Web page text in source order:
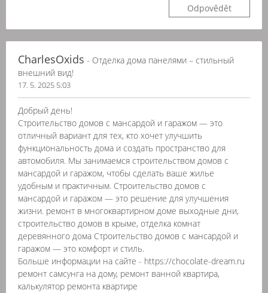
Odpovědět
CharlesOxids - Отделка дома панелями – стильный
внешний вид!
17. 5. 2025 5:03
Добрый день!
Строительство домов с мансардой и гаражом — это
отличный вариант для тех, кто хочет улучшить
функциональность дома и создать пространство для
автомобиля. Мы занимаемся строительством домов с
мансардой и гаражом, чтобы сделать ваше жилье
удобным и практичным. Строительство домов с
мансардой и гаражом — это решение для улучшения
жизни. ремонт в многоквартирном доме выходные дни,
строительство домов в крыме, отделка комнат
деревянного дома Строительство домов с мансардой и
гаражом — это комфорт и стиль.
Больше информации на сайте - https://chocolate-dream.ru
ремонт самсунга на дому, ремонт ванной квартира,
калькулятор ремонта квартире